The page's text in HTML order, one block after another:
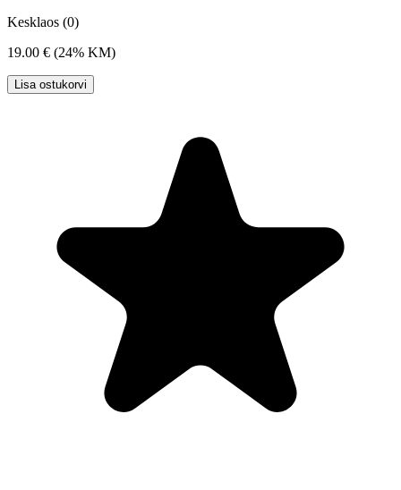
Kesklaos (0)
19.00 € (24% KM)
Lisa ostukorvi